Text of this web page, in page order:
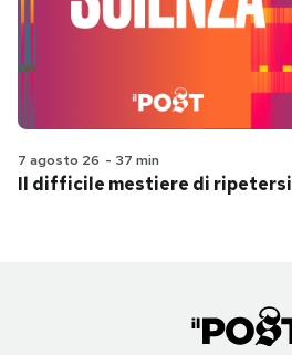
7 agosto 26 - 37 min
Il difficile mestiere di ripetersi